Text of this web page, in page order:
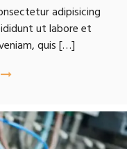
adipisicing
ut labore et
quis […]